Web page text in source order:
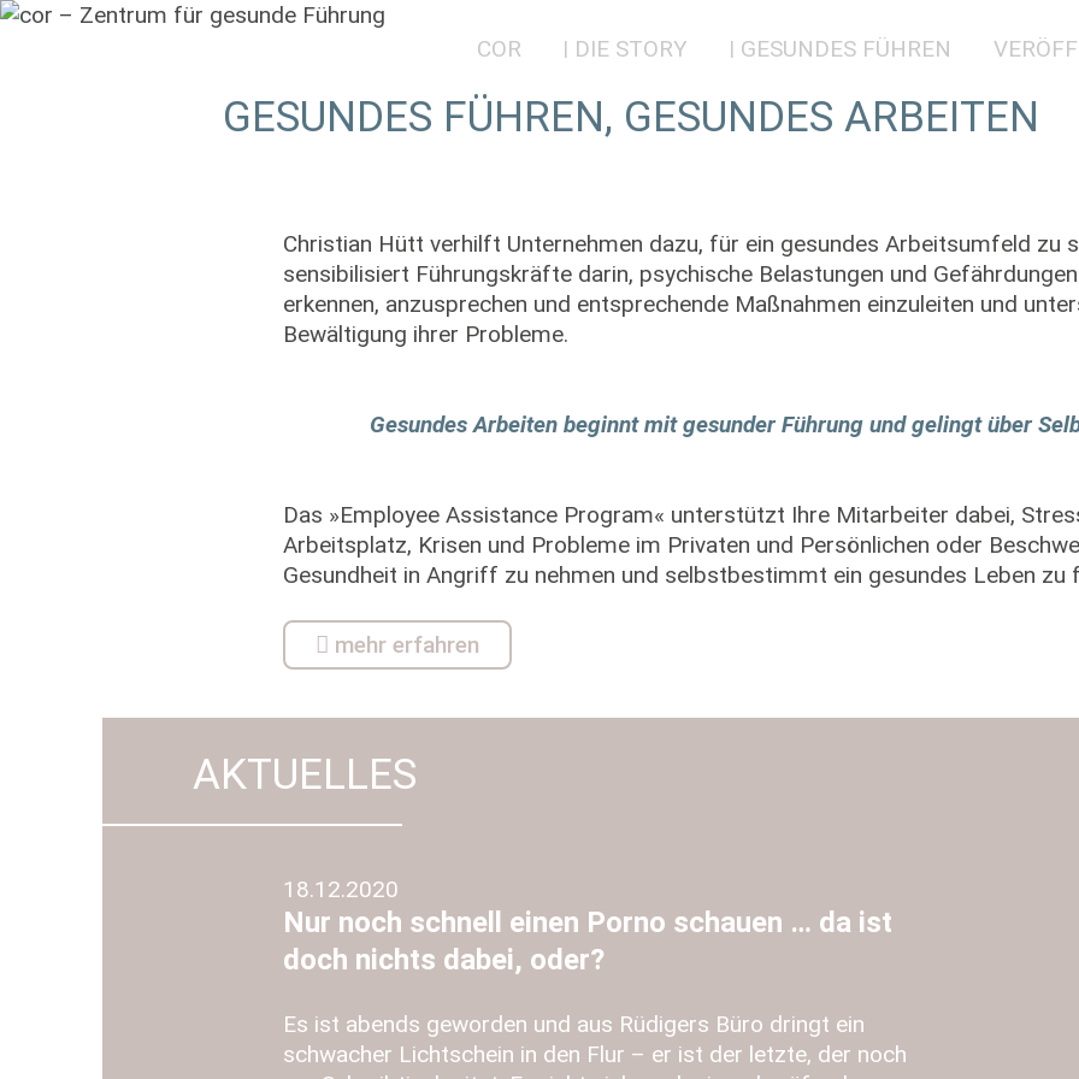
COR DIE STORY GESUNDES FÜHREN
GESUNDES FÜHREN, GESUNDES ARBEITEN
Christian Hütt verhilft Unternehmen dazu, für ein gesundes Arbeitsumfeld zu
sensibilisiert Führungskräfte darin, psychische Belastungen und
erkennen, anzusprechen und entsprechende Maßnahmen einzuleiten und
Bewältigung ihrer Probleme.
Gesundes Arbeiten beginnt mit gesunder Führung und gelingt über
Das »Employee Assistance Program« unterstützt Ihre Mitarbeiter dabei,
Arbeitsplatz, Krisen und Probleme im Privaten und Persönlichen oder
Gesundheit in Angriff zu nehmen und selbstbestimmt ein gesundes Leben zu
mehr erfahren
AKTUELLES
18.12.2020
Nur noch schnell einen Porno schauen … da ist
doch nichts dabei, oder?
Es ist abends geworden und aus Rüdigers Büro dringt ein
schwacher Lichtschein in den Flur – er ist der letzte, der noch